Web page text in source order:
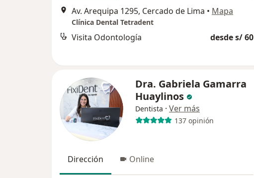
Av. Arequipa 1295, Cercado de Lima • Mapa
Clínica Dental Tetradent
Visita Odontología desde s/ 60
Dra. Gabriela Gamarra
Huaylinos
Dentista · Ver más
137 opinión
Dirección Online